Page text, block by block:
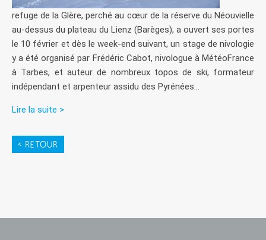
refuge de la Glère, perché au cœur de la réserve du Néouvielle
au-dessus du plateau du Lienz (Barèges), a ouvert ses portes
le 10 février et dès le week-end suivant, un stage de nivologie
y a été organisé par Frédéric Cabot, nivologue à MétéoFrance
à Tarbes, et auteur de nombreux topos de ski, formateur
indépendant et arpenteur assidu des Pyrénées...
Lire la suite >
< RETOUR